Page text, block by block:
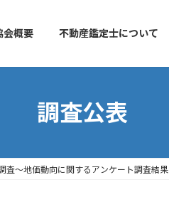
会概要 不動産鑑定士について
調査公表
査〜地価動向に関するアンケート調査結果